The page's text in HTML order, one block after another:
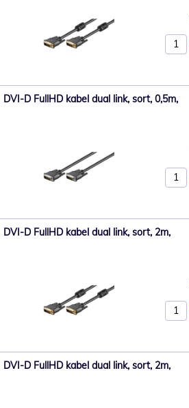
DVI-D FullHD kabel dual link, sort, 0,5m,
DVI-D FullHD kabel dual link, sort, 2m,
DVI-D FullHD kabel dual link, sort, 2m,